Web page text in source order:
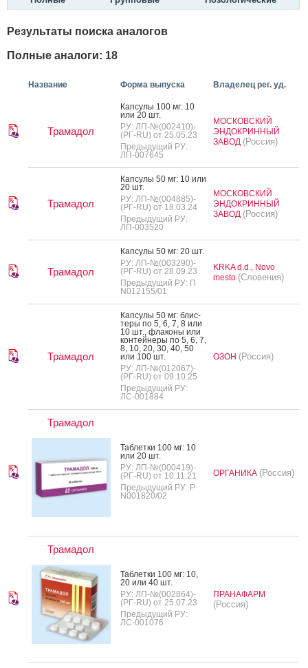
Результаты поиска аналогов
Полные аналоги: 18
Название Форма выпуска Владелец рег. уд.
Трамадол
Кап­су­лы 100 мг: 10
или 20 шт.
РУ: ЛП-№(002410)-
(РГ-RU) от 25.05.23
Предыдущий РУ:
ЛП-007645
МОСКОВСКИЙ
ЭНДОКРИННЫЙ
ЗАВОД (Россия)
Трамадол
Кап­су­лы 50 мг: 10 или
20 шт.
РУ: ЛП-№(004885)-
(РГ-RU) от 18.03.24
Предыдущий РУ:
ЛП-003520
МОСКОВСКИЙ
ЭНДОКРИННЫЙ
ЗАВОД (Россия)
Трамадол
Кап­су­лы 50 мг: 20 шт.
РУ: ЛП-№(003290)-
(РГ-RU) от 28.09.23
Предыдущий РУ: П
N012155/01
KRKA d.d., Novo
mesto (Словения)
Трамадол
Кап­су­лы 50 мг: блис­
те­ры по 5, 6, 7, 8 или
10 шт., фла­коны или
кон­тей­не­ры по 5, 6, 7,
8, 10, 20, 30, 40, 50
или 100 шт.
РУ: ЛП-№(012067)-
(РГ-RU) от 09.10.25
Предыдущий РУ:
ЛС-001884
ОЗОН (Россия)
Трамадол
Таб­летки 100 мг: 10
или 20 шт.
РУ: ЛП-№(000419)-
(РГ-RU) от 10.11.21
Предыдущий РУ: Р
N001820/02
ОРГАНИКА (Россия)
Трамадол
Таб­летки 100 мг: 10,
20 или 40 шт.
РУ: ЛП-№(002864)-
(РГ-RU) от 25.07.23
Предыдущий РУ:
ЛС-001076
ПРАНАФАРМ
(Россия)